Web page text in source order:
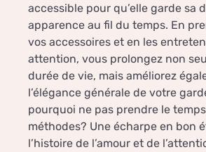
accessible pour qu’elle garde sa
apparence au fil du temps. En
vos accessoires et en les
attention, vous prolongez non
durée de vie, mais améliorez
l’élégance générale de votre
pourquoi ne pas prendre le temps
méthodes? Une écharpe en bon
l’histoire de l’amour et de